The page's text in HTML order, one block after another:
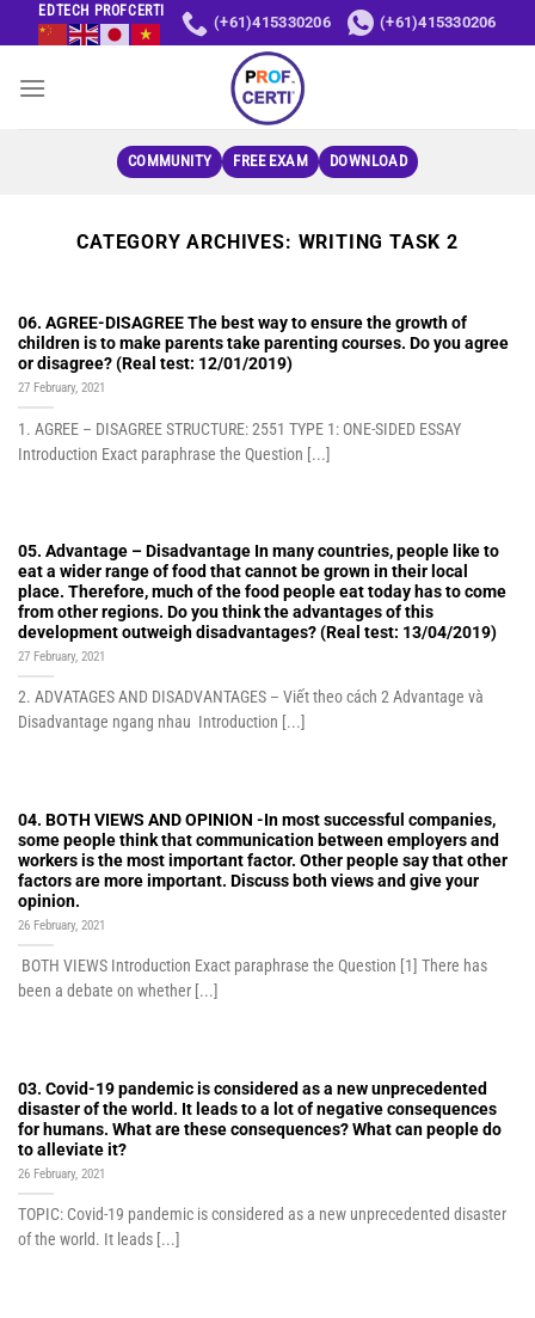
to
EDTECH PROFCERTI
(+61)415330206 (+61)415330206
COMMUNITY FREE EXAM DOWNLOAD
CATEGORY ARCHIVES: WRITING TASK 2
06. AGREE-DISAGREE The best way to ensure the growth of
children is to make parents take parenting courses. Do you agree
or disagree? (Real test: 12/01/2019)
27 February, 2021
1. AGREE – DISAGREE STRUCTURE: 2551 TYPE 1: ONE-SIDED ESSAY
Introduction Exact paraphrase the Question [...]
05. Advantage – Disadvantage In many countries, people like to
eat a wider range of food that cannot be grown in their local
place. Therefore, much of the food people eat today has to come
from other regions. Do you think the advantages of this
development outweigh disadvantages? (Real test: 13/04/2019)
27 February, 2021
2. ADVATAGES AND DISADVANTAGES – Viết theo cách 2 Advantage và
Disadvantage ngang nhau Introduction [...]
04. BOTH VIEWS AND OPINION -In most successful companies,
some people think that communication between employers and
workers is the most important factor. Other people say that other
factors are more important. Discuss both views and give your
opinion.
26 February, 2021
BOTH VIEWS Introduction Exact paraphrase the Question [1] There has
been a debate on whether [...]
03. Covid-19 pandemic is considered as a new unprecedented
disaster of the world. It leads to a lot of negative consequences
for humans. What are these consequences? What can people do
to alleviate it?
26 February, 2021
TOPIC: Covid-19 pandemic is considered as a new unprecedented disaster
of the world. It leads [...]